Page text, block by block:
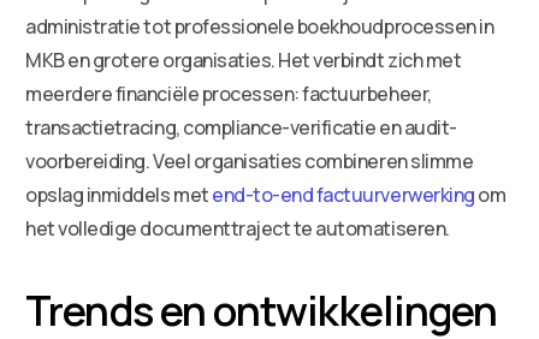
administratie tot professionele boekhoudprocessen in
MKB en grotere organisaties. Het verbindt zich met
meerdere financiële processen: factuurbeheer,
transactietracing, compliance-verificatie en audit-
voorbereiding. Veel organisaties combineren slimme
opslag inmiddels metend-to-end factuurverwerkingom
het volledige documenttraject te automatiseren.
Trends en ontwikkelingen